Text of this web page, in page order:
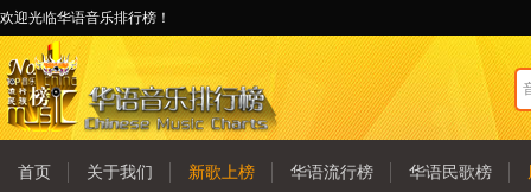
欢迎光临华语音乐排行榜！
首页 关于我们 新歌上榜 华语流行榜 华语民歌榜